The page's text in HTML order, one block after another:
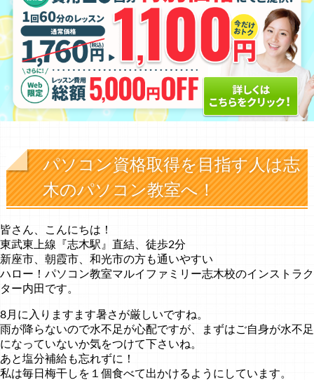
パソコン資格取得を目指す人は志
木のパソコン教室へ！
皆さん、こんにちは！
東武東上線『志木駅』直結、徒歩2分
新座市、朝霞市、和光市の方も通いやすい
ハロー！パソコン教室マルイファミリー志木校のインストラク
ター内田です。
8月に入りますます暑さが厳しいですね。
雨が降らないので水不足が心配ですが、まずはご自身が水不足
になっていないか気をつけて下さいね。
あと塩分補給も忘れずに！
私は毎日梅干しを１個食べて出かけるようにしています。